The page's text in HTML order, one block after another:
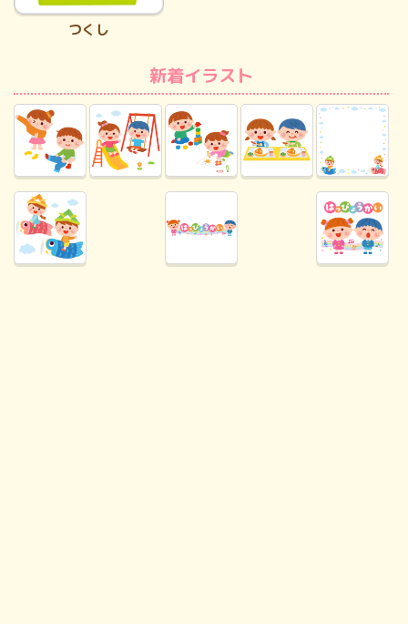
つくし
新着イラスト